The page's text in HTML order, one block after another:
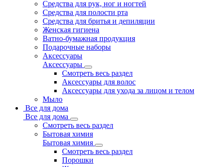
Средства для рук, ног и ногтей
Средства для полости рта
Средства для бритья и депиляции
Женская гигиена
Ватно-бумажная продукция
Подарочные наборы
Аксессуары
Аксессуары
Смотреть весь раздел
Аксессуары для волос
Аксессуары для ухода за лицом и телом
Мыло
Все для дома
Все для дома
Смотреть весь раздел
Бытовая химия
Бытовая химия
Смотреть весь раздел
Порошки